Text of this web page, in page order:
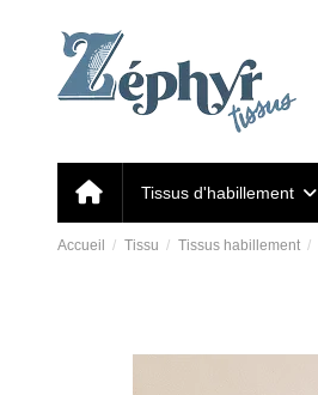
Tissus d'habillement
Accueil Tissu Tissus habillement